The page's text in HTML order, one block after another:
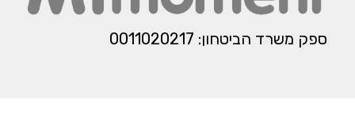
ספק משרד הביטחון: 0011020217​​